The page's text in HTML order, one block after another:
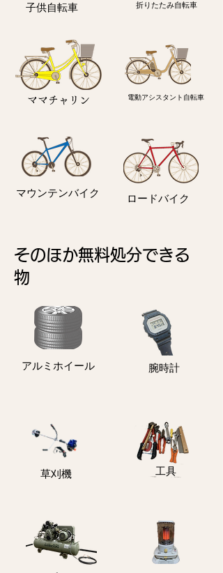
子供自転車
​折りたたみ自転車
ママチャリン 電動アシスタント自転車
マウンテンバイク ロードバイク
そのほか無料処分できる
物
アルミホイール ​腕時計
​草刈機 ​工具